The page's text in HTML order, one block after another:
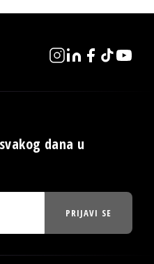
dana u
PRIJAVI SE